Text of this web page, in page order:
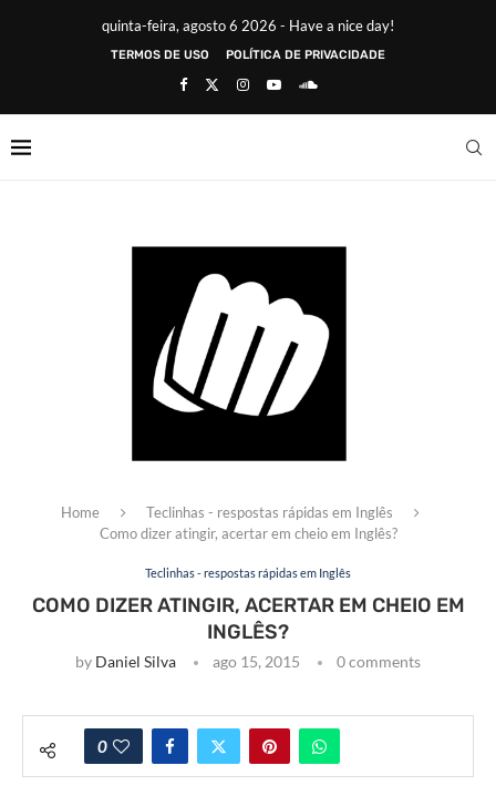
quinta-feira, agosto 6 2026 - Have a nice day!
TERMOS DE USO POLÍTICA DE PRIVACIDADE
Home
Teclinhas - respostas rápidas em Inglês
Como dizer atingir, acertar em cheio em Inglês?
Teclinhas - respostas rápidas em Inglês
COMO DIZER ATINGIR, ACERTAR EM CHEIO EM
INGLÊS?
by Daniel Silva ago 15, 2015 0 comments
0